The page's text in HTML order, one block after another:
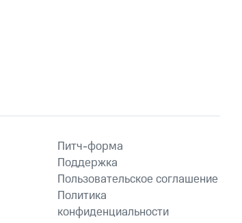
Питч-форма
Поддержка
Пользовательское соглашение
Политика
конфиденциальности